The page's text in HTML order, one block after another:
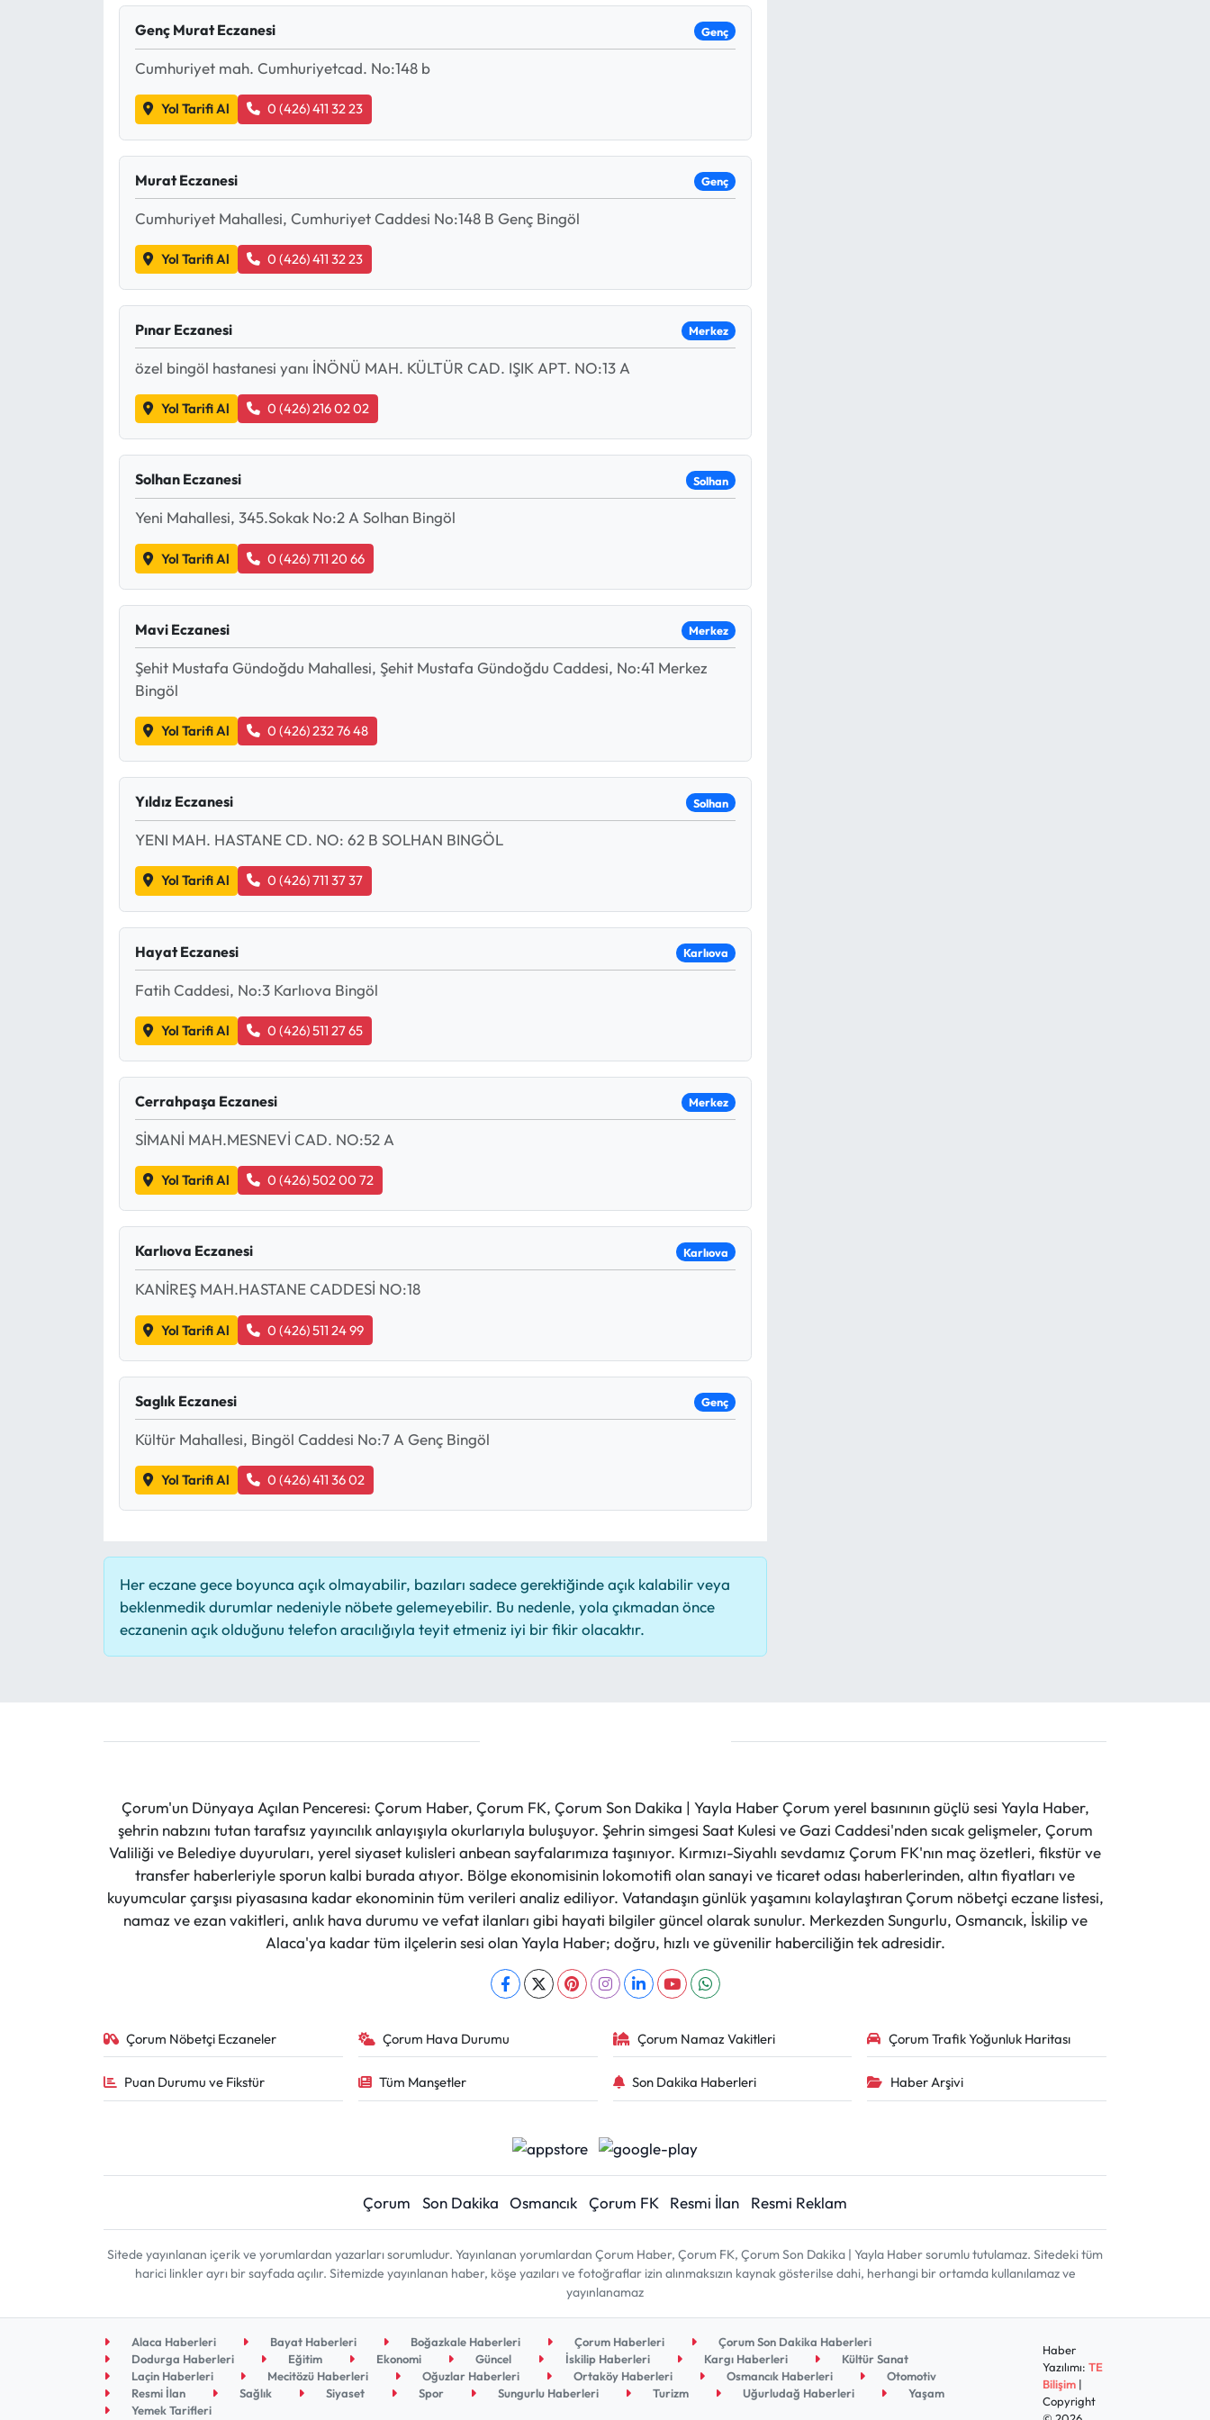
Genç Murat Eczanesi Genç
Cumhuriyet mah. Cumhuriyetcad. No:148 b
Yol Tarifi Al 0 (426) 411 32 23
Murat Eczanesi Genç
Cumhuriyet Mahallesi, Cumhuriyet Caddesi No:148 B Genç Bingöl
Yol Tarifi Al 0 (426) 411 32 23
Pınar Eczanesi Merkez
özel bingöl hastanesi yanı İNÖNÜ MAH. KÜLTÜR CAD. IŞIK APT. NO:13 A
Yol Tarifi Al 0 (426) 216 02 02
Solhan Eczanesi Solhan
Yeni Mahallesi, 345.Sokak No:2 A Solhan Bingöl
Yol Tarifi Al 0 (426) 711 20 66
Mavi Eczanesi Merkez
Şehit Mustafa Gündoğdu Mahallesi, Şehit Mustafa Gündoğdu Caddesi, No:41 Merkez
Bingöl
Yol Tarifi Al 0 (426) 232 76 48
Yıldız Eczanesi Solhan
YENI MAH. HASTANE CD. NO: 62 B SOLHAN BINGÖL
Yol Tarifi Al 0 (426) 711 37 37
Hayat Eczanesi Karlıova
Fatih Caddesi, No:3 Karlıova Bingöl
Yol Tarifi Al 0 (426) 511 27 65
Cerrahpaşa Eczanesi Merkez
SİMANİ MAH.MESNEVİ CAD. NO:52 A
Yol Tarifi Al 0 (426) 502 00 72
Karlıova Eczanesi Karlıova
KANİREŞ MAH.HASTANE CADDESİ NO:18
Yol Tarifi Al 0 (426) 511 24 99
Saglık Eczanesi Genç
Kültür Mahallesi, Bingöl Caddesi No:7 A Genç Bingöl
Yol Tarifi Al 0 (426) 411 36 02
Her eczane gece boyunca açık olmayabilir, bazıları sadece gerektiğinde açık kalabilir veya
beklenmedik durumlar nedeniyle nöbete gelemeyebilir. Bu nedenle, yola çıkmadan önce
eczanenin açık olduğunu telefon aracılığıyla teyit etmeniz iyi bir fikir olacaktır.
Çorum'un Dünyaya Açılan Penceresi: Çorum Haber, Çorum FK, Çorum Son Dakika | Yayla Haber Çorum yerel basınının güçlü sesi Yayla Haber,
şehrin nabzını tutan tarafsız yayıncılık anlayışıyla okurlarıyla buluşuyor. Şehrin simgesi Saat Kulesi ve Gazi Caddesi'nden sıcak gelişmeler, Çorum
Valiliği ve Belediye duyuruları, yerel siyaset kulisleri anbean sayfalarımıza taşınıyor. Kırmızı-Siyahlı sevdamız Çorum FK'nın maç özetleri, fikstür ve
transfer haberleriyle sporun kalbi burada atıyor. Bölge ekonomisinin lokomotifi olan sanayi ve ticaret odası haberlerinden, altın fiyatları ve
kuyumcular çarşısı piyasasına kadar ekonominin tüm verileri analiz ediliyor. Vatandaşın günlük yaşamını kolaylaştıran Çorum nöbetçi eczane listesi,
namaz ve ezan vakitleri, anlık hava durumu ve vefat ilanları gibi hayati bilgiler güncel olarak sunulur. Merkezden Sungurlu, Osmancık, İskilip ve
Alaca'ya kadar tüm ilçelerin sesi olan Yayla Haber; doğru, hızlı ve güvenilir haberciliğin tek adresidir.
Çorum Nöbetçi Eczaneler Çorum Hava Durumu Çorum Namaz Vakitleri Çorum Trafik Yoğunluk Haritası
Puan Durumu ve Fikstür Tüm Manşetler Son Dakika Haberleri Haber Arşivi
Çorum Son Dakika Osmancık Çorum FK Resmi İlan Resmi Reklam
Sitede yayınlanan içerik ve yorumlardan yazarları sorumludur. Yayınlanan yorumlardan Çorum Haber, Çorum FK, Çorum Son Dakika | Yayla Haber sorumlu tutulamaz. Sitedeki tüm
harici linkler ayrı bir sayfada açılır. Sitemizde yayınlanan haber, köşe yazıları ve fotoğraflar izin alınmaksızın kaynak gösterilse dahi, herhangi bir ortamda kullanılamaz ve
yayınlanamaz
Alaca Haberleri Bayat Haberleri Boğazkale Haberleri Çorum Haberleri
Çorum Son Dakika Haberleri
Dodurga Haberleri
Eğitim Ekonomi Güncel İskilip Haberleri Kargı Haberleri
Kültür Sanat
Laçin Haberleri
Mecitözü Haberleri Oğuzlar Haberleri Ortaköy Haberleri Osmancık Haberleri
Otomotiv
Resmi İlan
Sağlık Siyaset Spor Sungurlu Haberleri Turizm Uğurludağ Haberleri
Yaşam
Yemek Tarifleri
Haber
Yazılımı:TE
Bilişim |
Copyright
Kargı Haberleri
Kültür Sanat
Laçin Haberleri
Mecitözü Haberleri
Oğuzlar Haberleri
Osmancık Haberleri
Resmi Reklam
Sungurlu Haberleri
Uğurludağ Haberleri
Yemek Tarifleri
Yerel Haberler